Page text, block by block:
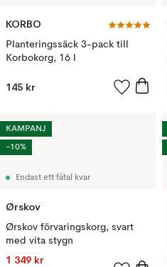
KORBO
Planteringssäck 3-pack till
Korbokorg, 16 l
145 kr
Endast ett fåtal kvar
Ørskov
Ørskov förvaringskorg, svart
med vita stygn
1 349 kr
KAMPANJ
-10%